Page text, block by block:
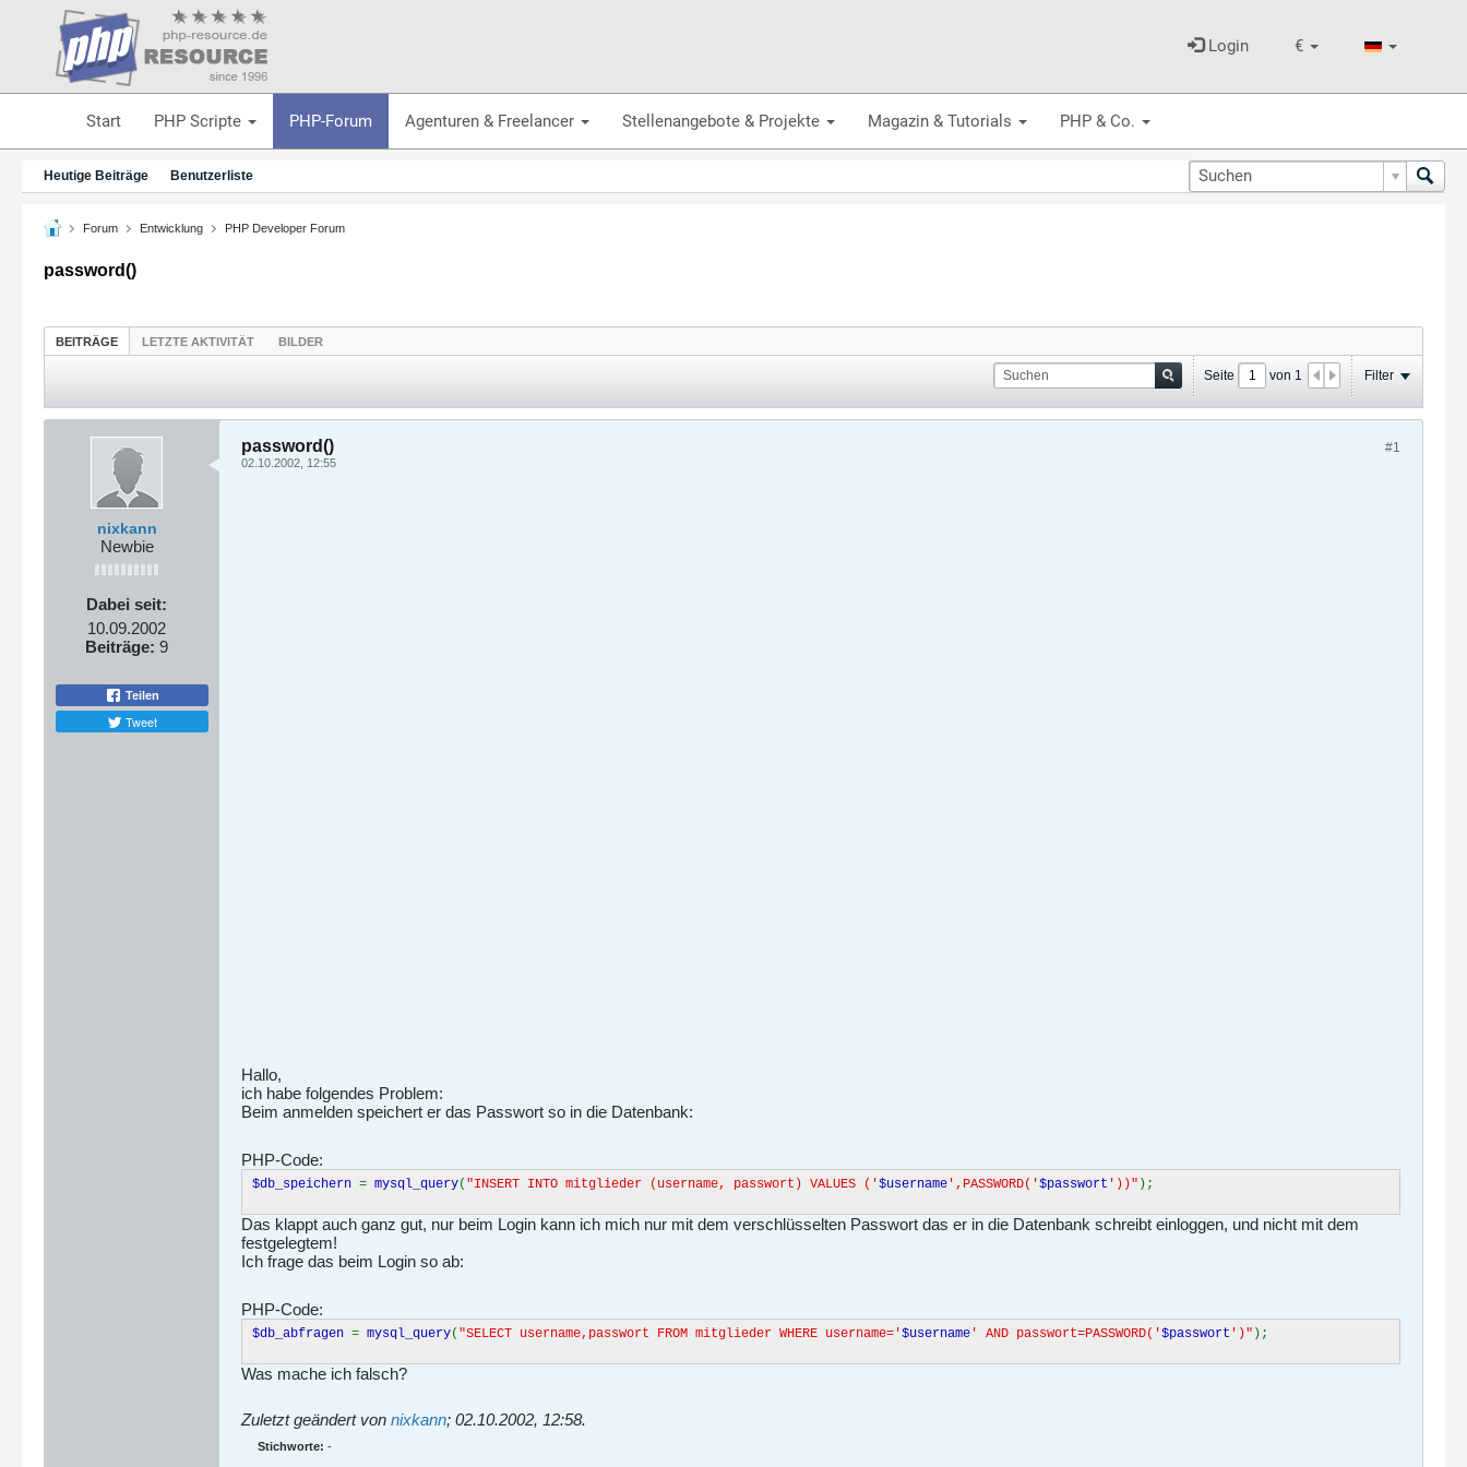
€
Login
Start PHP Scripte PHP-Forum Agenturen & Freelancer Stellenangebote & Projekte Magazin & Tutorials PHP & Co.
Heutige Beiträge Benutzerliste
Forum Entwicklung PHP Developer Forum
password()
BEITRÄGE LETZTE AKTIVITÄT BILDER
Seite von 1 Filter
nixkann
Newbie
Dabei seit:
10.09.2002
Beiträge: 9
Teilen
Tweet
#1
password()
02.10.2002, 12:55
Hallo,
ich habe folgendes Problem:
Beim anmelden speichert er das Passwort so in die Datenbank:
PHP-Code:
$db_speichern = mysql_query( "INSERT INTO mitglieder (username, passwort) VALUES ('$username ',PASSWORD('$passwort '))" );
Das klappt auch ganz gut, nur beim Login kann ich mich nur mit dem verschlüsselten Passwort das er in die Datenbank schreibt einloggen, und nicht mit dem
festgelegtem!
Ich frage das beim Login so ab:
PHP-Code:
$db_abfragen = mysql_query( "SELECT username,passwort FROM mitglieder WHERE username='$username ' AND passwort=PASSWORD('$passwort ')" );
Was mache ich falsch?
Zuletzt geändert von nixkann; 02.10.2002, 12:58.
Stichworte: -